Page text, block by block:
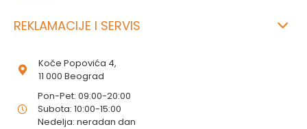
REKLAMACIJE I SERVIS
Koče Popovića 4,
11 000 Beograd
Pon-Pet: 09:00-20:00
Subota: 10:00-15:00
Nedelja: neradan dan